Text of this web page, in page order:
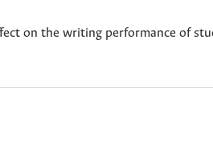
on the writing performance of